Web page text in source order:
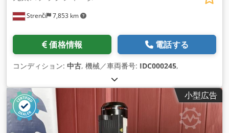
Strenči 7,853 km
価格情報 電話する
コンディション: 中古, 機械／車両番号: IDC000245,
小型広告